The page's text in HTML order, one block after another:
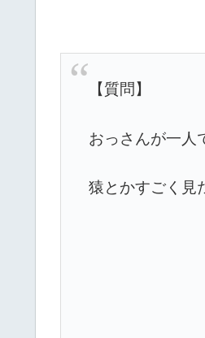
【質問】
おっさんが一人
猿とかすごく見